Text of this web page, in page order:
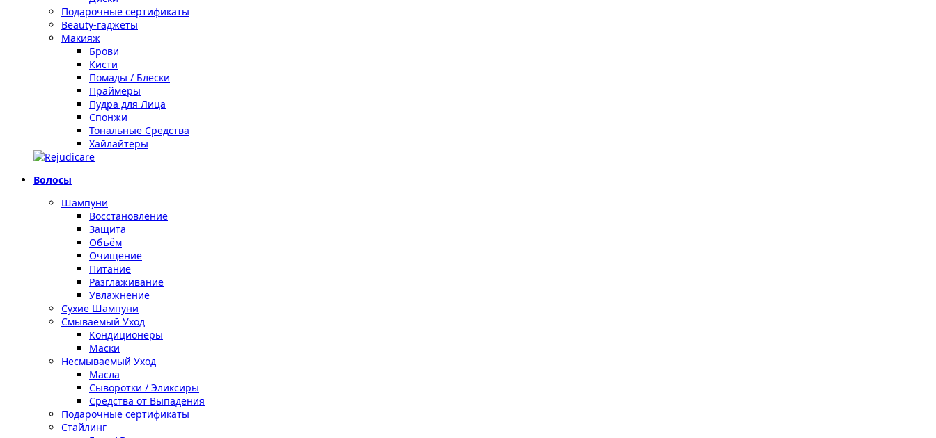
Подарочные сертификаты
Beauty-гаджеты
Макияж
Брови
Кисти
Помады / Блески
Праймеры
Пудра для Лица
Спонжи
Тональные Средства
Хайлайтеры
Волосы
Шампуни
Восстановление
Защита
Объём
Очищение
Питание
Разглаживание
Увлажнение
Сухие Шампуни
Смываемый Уход
Кондиционеры
Маски
Несмываемый Уход
Масла
Сыворотки / Эликсиры
Средства от Выпадения
Подарочные сертификаты
Стайлинг